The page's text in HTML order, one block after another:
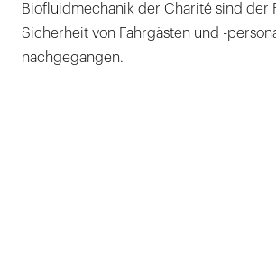
Biofluidmechanik der Charité sind der
Sicherheit von Fahrgästen und -
nachgegangen.